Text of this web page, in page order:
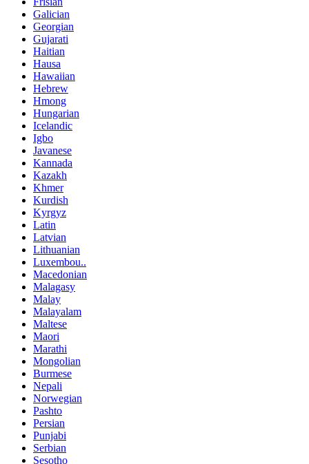
Galician
Georgian
Gujarati
Haitian
Hausa
Hawaiian
Hebrew
Hmong
Hungarian
Icelandic
Igbo
Javanese
Kannada
Kazakh
Khmer
Kurdish
Kyrgyz
Latin
Latvian
Lithuanian
Luxembou..
Macedonian
Malagasy
Malay
Malayalam
Maltese
Maori
Marathi
Mongolian
Burmese
Nepali
Norwegian
Pashto
Persian
Punjabi
Serbian
Sesotho